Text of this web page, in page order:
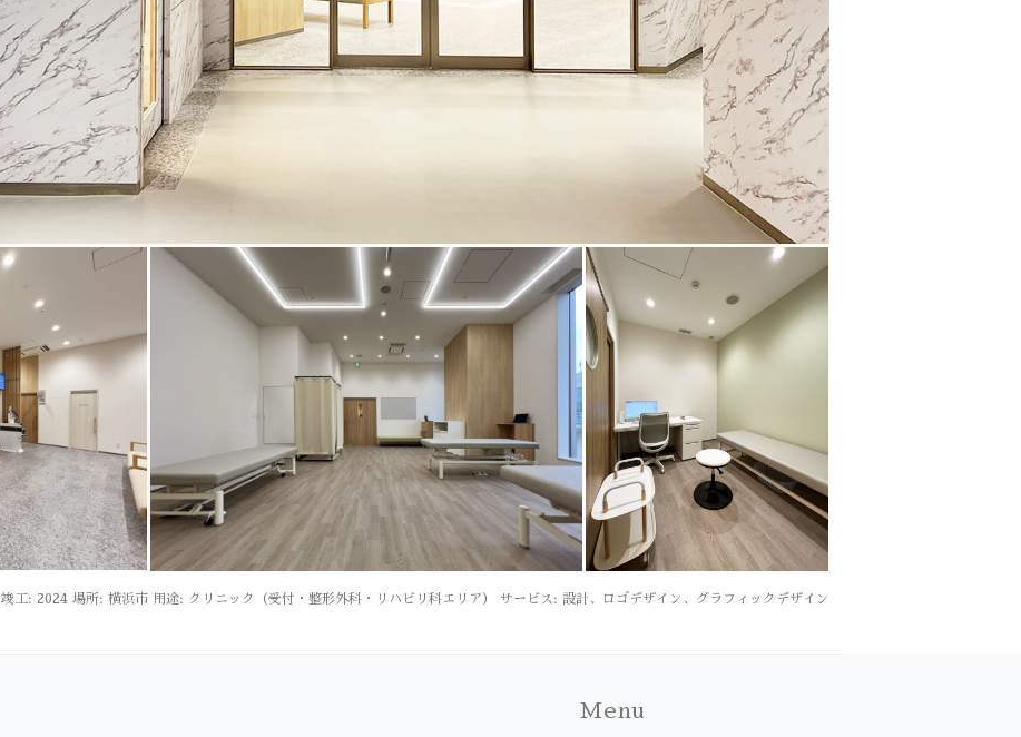
竣工: 2024 場所: 横浜市 用途: クリニック（受付・整形外科・リハビリ科エリア） サービス: 設計、ロゴデザイン、グラフィックデザイン
Menu